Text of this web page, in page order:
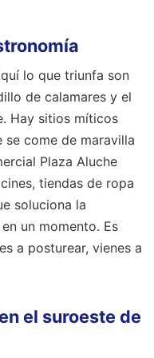
lo que triunfa son
de calamares y el
Hay sitios míticos
come de maravilla
Plaza Aluche
tiendas de ropa
soluciona la
un momento. Es
a posturear, vienes a
el suroeste de